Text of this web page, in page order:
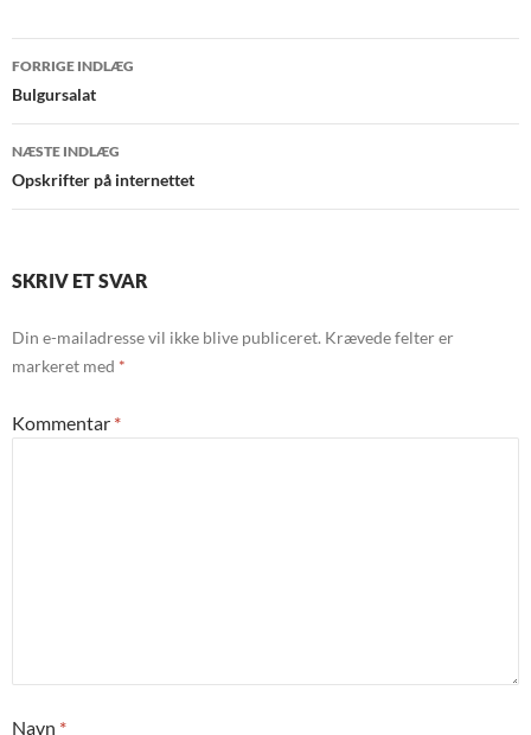
Indlægsnavigation
FORRIGE INDLÆG
Bulgursalat
NÆSTE INDLÆG
Opskrifter på internettet
SKRIV ET SVAR
Din e-mailadresse vil ikke blive publiceret. Krævede felter er
markeret med *
Kommentar *
Navn *